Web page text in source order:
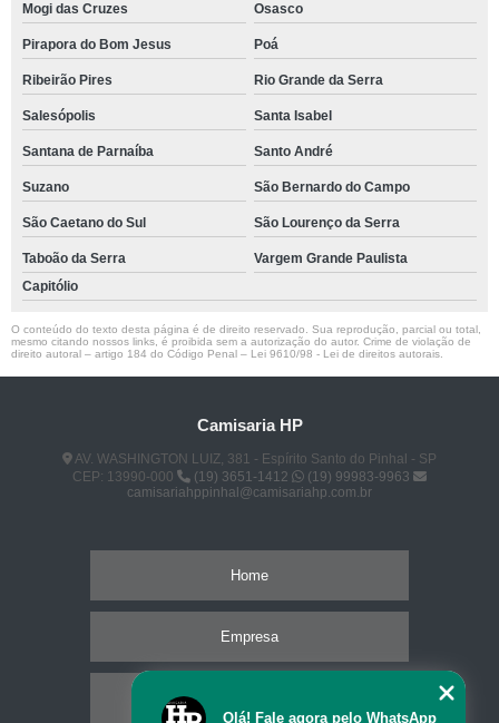
Mogi das Cruzes Osasco
Pirapora do Bom Jesus Poá
Ribeirão Pires Rio Grande da Serra
Salesópolis Santa Isabel
Santana de Parnaíba Santo André
Suzano São Bernardo do Campo
São Caetano do Sul São Lourenço da Serra
Taboão da Serra
Vargem Grande Paulista
Capitólio
O conteúdo do texto desta página é de direito reservado. Sua reprodução, parcial ou total,
mesmo citando nossos links, é proibida sem a autorização do autor. Crime de violação de
direito autoral – artigo 184 do Código Penal – Lei 9610/98 - Lei de direitos autorais
Camisaria HP
AV. WASHINGTON LUIZ, 381 - Espírito Santo do Pinhal - SP
CEP: 13990-000
(19) 3651-1412
(19) 99983-9963
camisariahppinhal@camisariahp.com.br
Home
Empresa
Olá! Fale agora pelo WhatsApp